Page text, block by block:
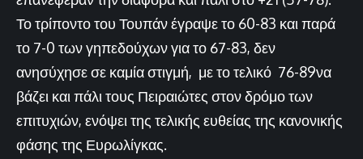
Το τρίποντο του Τουπάν έγραψε το 60-83 και παρά
το 7-0 των γηπεδούχων για το 67-83, δεν
ανησύχησε σε καμία στιγμή, με το τελικό 76-89να
βάζει και πάλι τους Πειραιώτες στον δρόμο των
επιτυχιών, ενόψει της τελικής ευθείας της κανονικής
φάσης της Ευρωλίγκας.